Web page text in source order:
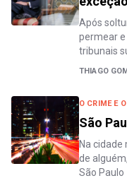
Após
permear
tribunais
THIAGO
O CRIME E
São
Na cidade
de
São Paulo